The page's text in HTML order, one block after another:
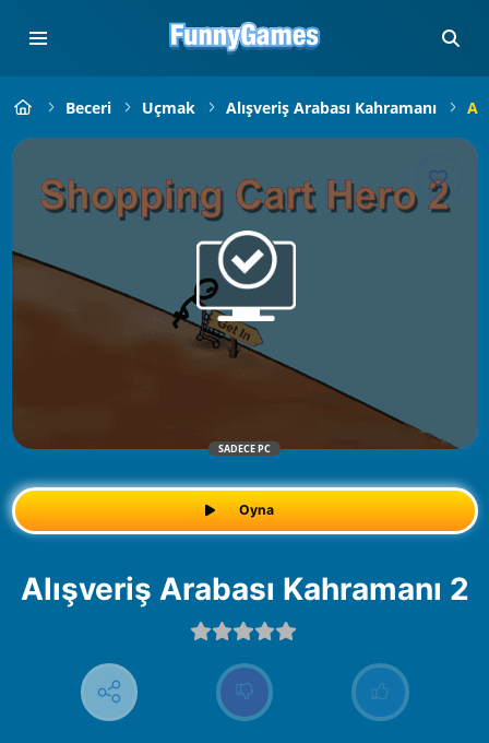
Beceri Uçmak Alışveriş Arabası Kahramanı
SADECE PC
Oyna
Alışveriş Arabası Kahramanı 2